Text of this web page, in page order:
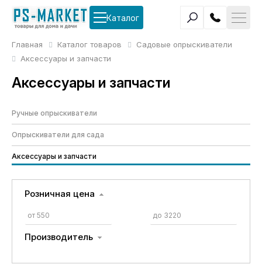
Каталог
Главная Каталог товаров
Садовые опрыскиватели
Аксессуары и запчасти
Аксессуары и запчасти
Ручные опрыскиватели
Опрыскиватели для сада
Аксессуары и запчасти
Розничная цена
Производитель